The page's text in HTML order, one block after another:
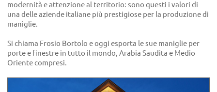
modernità e attenzione al territorio: sono questi i valori di
una delle aziende italiane più prestigiose per la produzione di
maniglie.
Si chiama Frosio Bortolo e oggi esporta le sue maniglie per
porte e finestre in tutto il mondo, Arabia Saudita e Medio
Oriente compresi.